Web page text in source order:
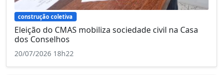
construção coletiva
Eleição do CMAS mobiliza sociedade civil na Casa
dos Conselhos
20/07/2026 18h22